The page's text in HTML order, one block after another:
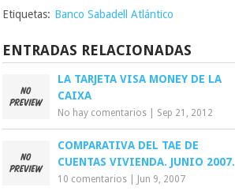
Etiquetas: Banco Sabadell Atlántico
ENTRADAS RELACIONADAS
LA TARJETA VISA MONEY DE LA
CAIXA
No hay comentarios Sep 21, 2012
COMPARATIVA DEL TAE DE
CUENTAS VIVIENDA. JUNIO 2007.
10 comentarios Jun 9, 2007